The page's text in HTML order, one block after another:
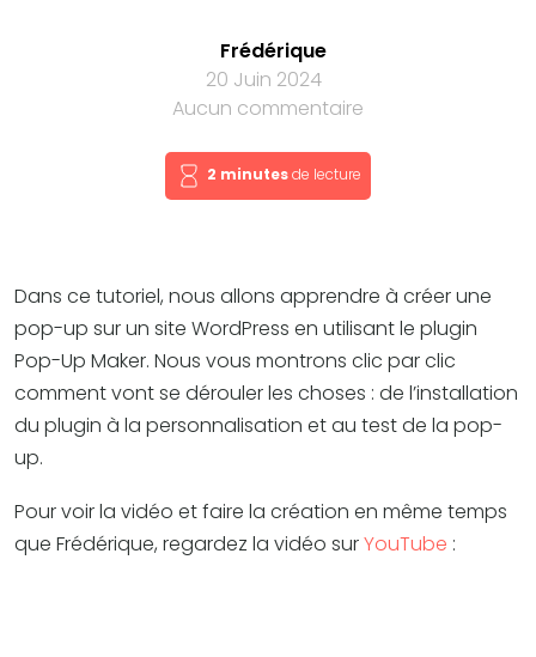
Frédérique
20 Juin 2024
Aucun commentaire
2 minutesde lecture
Dans ce tutoriel, nous allons apprendre à créer une
pop-up sur un site WordPress en utilisant le plugin
Pop-Up Maker. Nous vous montrons clic par clic
comment vont se dérouler les choses : de l’installation
du plugin à la personnalisation et au test de la pop-
up.
Pour voir la vidéo et faire la création en même temps
que Frédérique, regardez la vidéo surYouTube :